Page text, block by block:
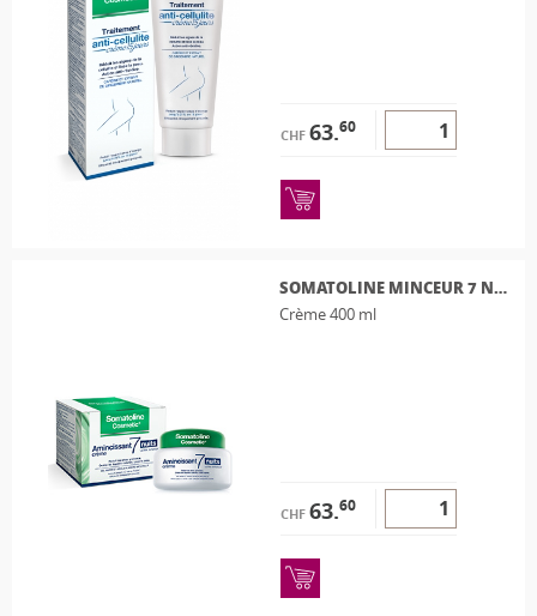
CHF 63.60
SOMATOLINE MINCEUR 7 NUITS INTENSIF CREME
Crème 400 ml
CHF 63.60